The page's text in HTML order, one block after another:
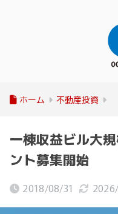
ホーム 不動産投資
一棟収益ビル大
ント募集開始
2018/08/31